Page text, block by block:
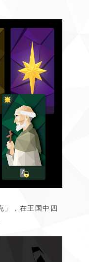
」，在王国中四